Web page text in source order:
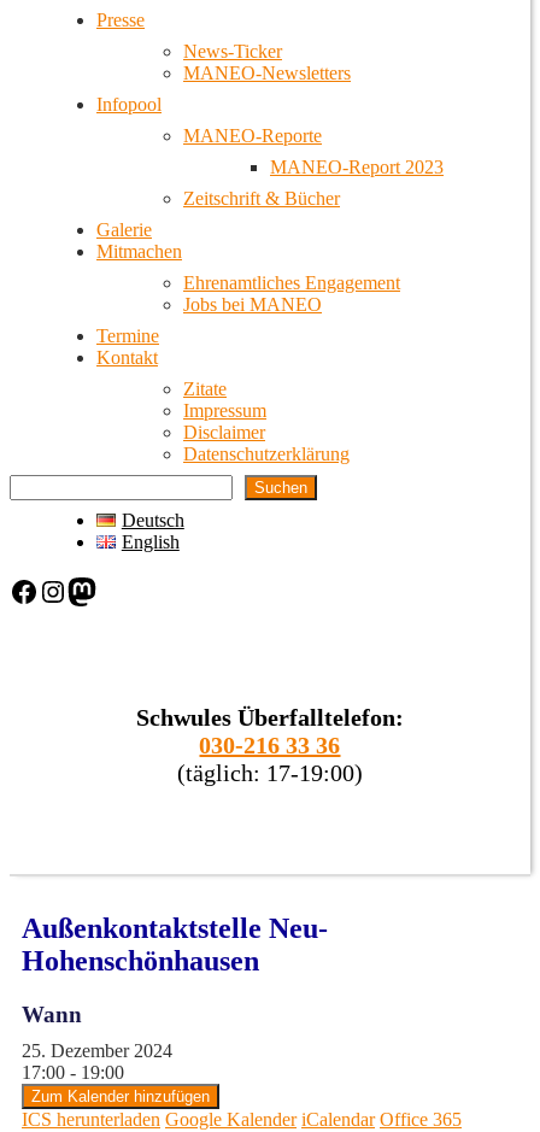
Presse
News-Ticker
MANEO-Newsletters
Infopool
MANEO-Reporte
MANEO-Report 2023
Zeitschrift & Bücher
Galerie
Mitmachen
Ehrenamtliches Engagement
Jobs bei MANEO
Termine
Kontakt
Zitate
Impressum
Disclaimer
Datenschutzerklärung
Suchen
Deutsch
English
Facebook Instagram Mastodon
Schwules Überfalltelefon:
030-216 33 36
(täglich: 17-19:00)
Außenkontaktstelle Neu-
Hohenschönhausen
Wann
25. Dezember 2024
17:00 - 19:00
Zum Kalender hinzufügen
ICS herunterladen Google Kalender iCalendar Office 365